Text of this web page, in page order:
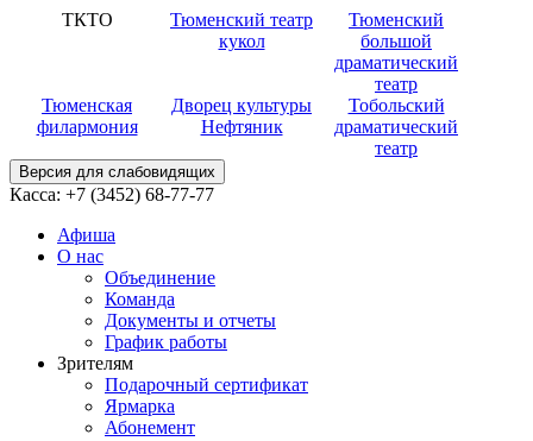
ТКТО
Тюменский театр
кукол
Тюменский
большой
драматический
театр
Тюменская
филармония
Дворец культуры
Нефтяник
Тобольский
драматический
театр
Версия для слабовидящих
Касса: +7 (3452) 68-77-77
Афиша
О нас
Объединение
Команда
Документы и отчеты
График работы
Зрителям
Подарочный сертификат
Ярмарка
Абонемент